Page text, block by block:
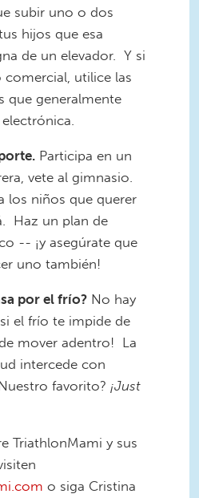
subir uno o dos
hijos que esa
de un elevador. Y si
utilice las
que generalmente
Participa en un
vete al gimnasio.
los niños que querer
Haz un plan de
-- ¡y asegúrate que
uno también!
por el frío? No hay
el frío te impide de
mover adentro! La
intercede con
favorito? ¡Just
TriathlonMami y sus
o siga Cristina